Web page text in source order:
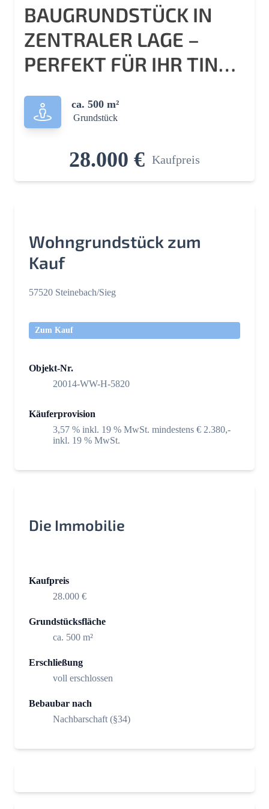
BAUGRUNDSTÜCK IN
ZENTRALER LAGE –
PERFEKT FÜR IHR TINY
BUNGALOW!
ca. 500 m²
Grundstück
28.000 € Kaufpreis
Wohngrundstück zum
Kauf
57520 Steinebach/Sieg
Zum Kauf
Objekt-Nr.
20014-WW-H-5820
Käuferprovision
3,57 % inkl. 19 % MwSt. mindestens € 2.380,-
inkl. 19 % MwSt.
Die Immobilie
Kaufpreis
28.000 €
Grundstücksfläche
ca. 500 m²
Erschließung
voll erschlossen
Bebaubar nach
Nachbarschaft (§34)